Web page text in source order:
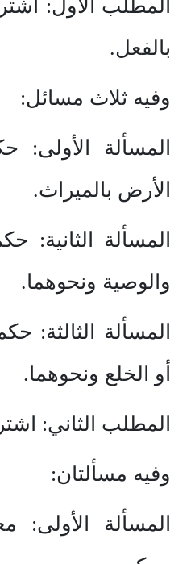
المطلب الأول:
بالفعل.
وفيه ثلاث مسائل:
المسألة
الأرض بالميراث.
المسألة الثانية:
والوصية ونحوهما.
المسألة الثالثة:
أو الخلع ونحوهما.
المطلب الثاني:
وفيه مسألتان:
المسألة الأولى: